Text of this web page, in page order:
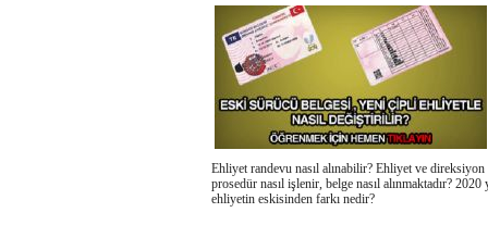
Ehliyet randevu nasıl alınabilir? Ehliyet ve direksiyon
prosedür nasıl işlenir, belge nasıl alınmaktadır? 2020
ehliyetin eskisinden farkı nedir?